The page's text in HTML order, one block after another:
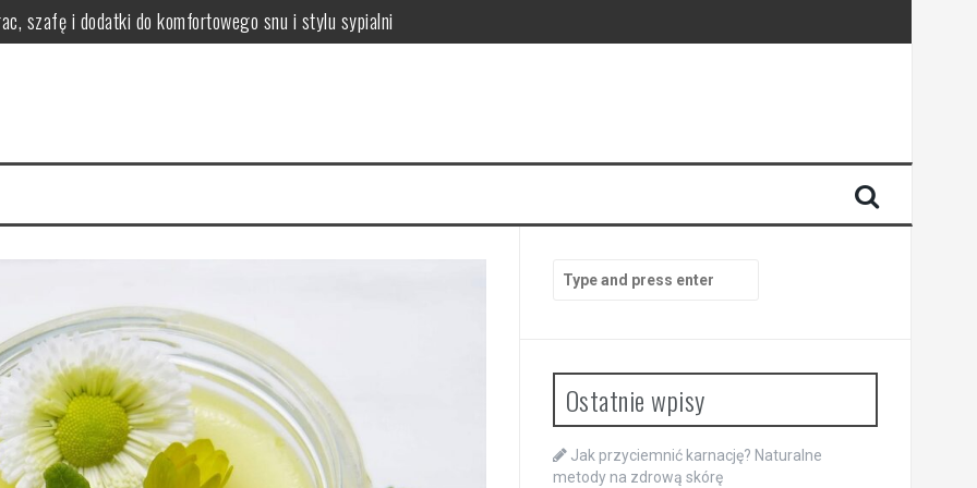
szafę i dodatki do komfortowego snu i stylu sypialni
wskazówki i porady
i łagodzić?
na zdrową skórę
for:
Ostatnie wpisy
Jak przyciemnić karnację? Naturalne
metody na zdrową skórę